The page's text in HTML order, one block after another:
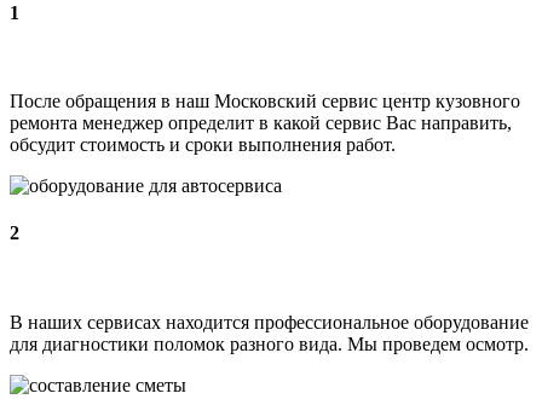
1
После обращения в наш Московский сервис центр кузовного
ремонта менеджер определит в какой сервис Вас направить,
обсудит стоимость и сроки выполнения работ.
2
В наших сервисах находится профессиональное оборудование
для диагностики поломок разного вида. Мы проведем осмотр.